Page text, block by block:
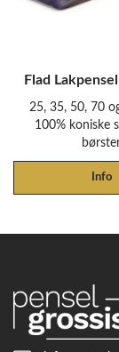
Flad
25, 35, 50, 70
100% koniske
Info